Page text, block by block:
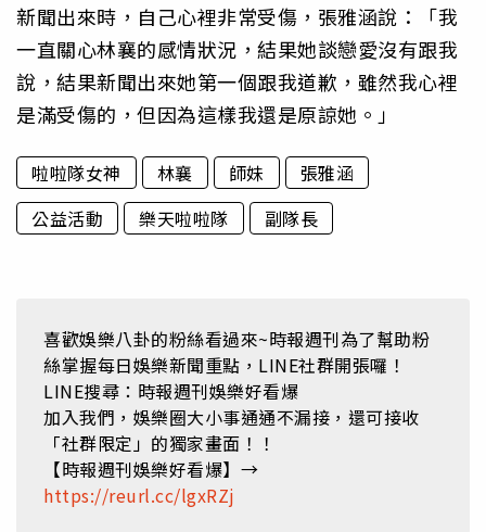
新聞出來時，自己心裡非常受傷，張雅涵說：「我
一直關心林襄的感情狀況，結果她談戀愛沒有跟我
說，結果新聞出來她第一個跟我道歉，雖然我心裡
是滿受傷的，但因為這樣我還是原諒她。」
啦啦隊女神 林襄 師妹
張雅涵
公益活動
樂天啦啦隊 副隊長
喜歡娛樂八卦的粉絲看過來~時報週刊為了幫助粉
絲掌握每日娛樂新聞重點，LINE社群開張囉！
LINE搜尋：時報週刊娛樂好看爆
加入我們，娛樂圈大小事通通不漏接，還可接收
「社群限定」的獨家畫面！！
【時報週刊娛樂好看爆】→
https://reurl.cc/lgxRZj